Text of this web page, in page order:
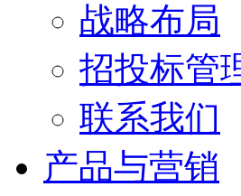
战略布局
招投标管
联系我们
产品与营销